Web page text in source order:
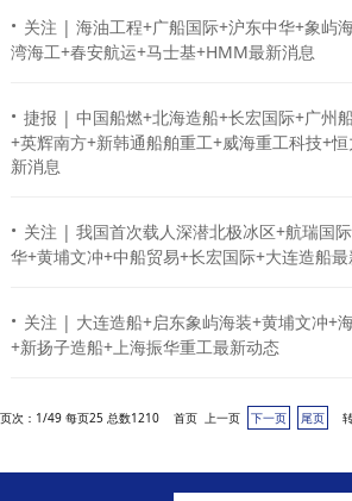
· 关注 | 海油工程+广船国际+沪东中华+象屿
湾海工+春安航运+马士基+HMM最新消息
· 捷报 | 中国船燃+北海造船+长宏国际+广州
+英辉南方+新韩通船舶重工+威海重工科技+
新消息
· 关注 | 我国首次载人深潜北极冰区+航瑞国
华+黄埔文冲+中船贸易+长宏国际+大连造船
· 关注 | 大连造船+启东象屿海装+黄埔文冲+
+新扬子造船+上海振华重工最新动态
页次：1/49 每页25 总数1210 首页 上一页 下一页 尾页